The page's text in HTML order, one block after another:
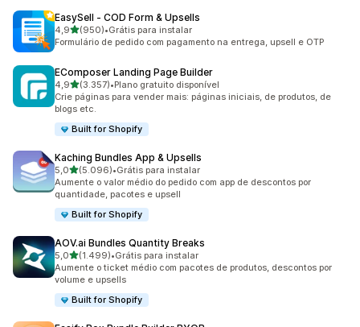
EasySell ‑ COD Form & Upsells
4,9de 5 estrelas
(950)
950 avaliações ao todo
•Grátis para instalar
Formulário de pedido com pagamento na entrega, upsell e OTP
EComposer Landing Page Builder
4,9de 5 estrelas
(3.357)
3357 avaliações ao todo
•Plano gratuito disponível
Crie páginas para vender mais: páginas iniciais, de produtos, de
blogs etc.
Built for Shopify
Kaching Bundles App & Upsells
5,0de 5 estrelas
(5.096)
5096 avaliações ao todo
•Grátis para instalar
Aumente o valor médio do pedido com app de descontos por
quantidade, pacotes e upsell
Built for Shopify
AOV.ai Bundles Quantity Breaks
5,0de 5 estrelas
(1.499)
1499 avaliações ao todo
•Grátis para instalar
Aumente o ticket médio com pacotes de produtos, descontos por
volume e upsells
Built for Shopify